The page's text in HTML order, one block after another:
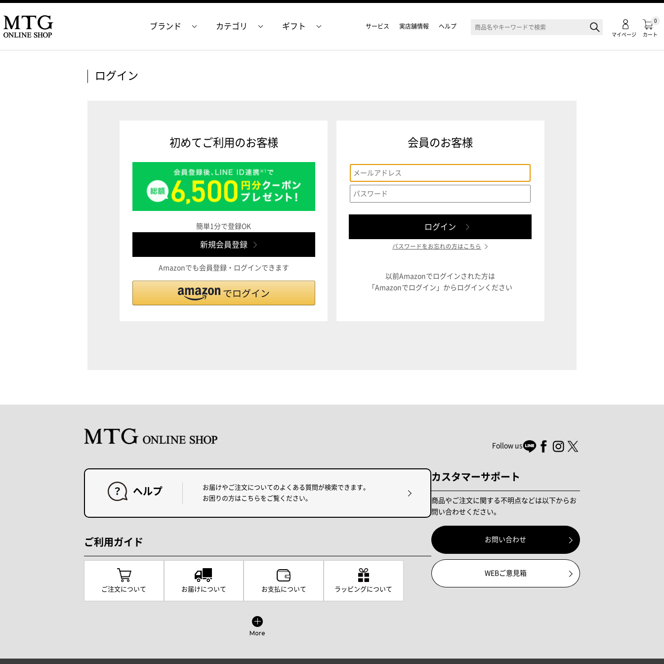
カート
0
マイページ
ブランド カテゴリ ギフト サービス 実店舗情報 ヘルプ
ログイン
初めてご利用のお客様
簡単1分で登録OK
Amazonでも会員登録・ログインできます
会員のお客様
パスワードをお忘れの方はこちら
以前Amazonでログインされた方は
「Amazonでログイン」からログインください
Follow us
ヘルプ
お届けやご注文についてのよくある質問が検索できます。
お困りの方はこちらをご覧ください。
ご利用ガイド
ご注文について お届けについて お支払について ラッピングについて
More
カスタマーサポート
商品やご注文に関する不明点などは以下からお
問い合わせください。
お問い合わせ
WEBご意見箱